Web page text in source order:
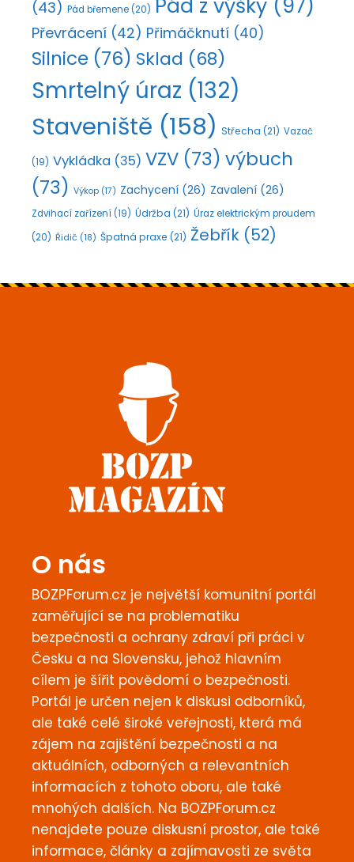
(43) Pád břemene(20) Pád z výšky (97)
Převrácení (42) Přimáčknutí (40)
Silnice (76) Sklad (68)
Smrtelný úraz (132)
Staveniště (158) Střecha (21) Vazač
(19) Vykládka (35) VZV (73) výbuch
(73) Výkop (17) Zachycení (26) Zavalení (26)
Zdvihací zařízení (19) Údržba (21) Úraz elektrickým proudem
(20) Řidič (18) Špatná praxe (21) Žebřík (52)
O nás
BOZPForum.cz je největší komunitní portál
zaměřující se na problematiku
bezpečnosti a ochrany zdraví při práci v
Česku a na Slovensku, jehož hlavním
cílem je šířit povědomí o bezpečnosti.
Portál je určen nejen k diskusi odborníků,
ale také celé široké veřejnosti, která má
zájem na zajištění bezpečnosti a na
aktuálních, odborných a relevantních
informacích z tohoto oboru, ale také
mnohých dalších. Na BOZPForum.cz
nenajdete pouze diskusní prostor, ale také
informace, články a zajímavosti ze světa